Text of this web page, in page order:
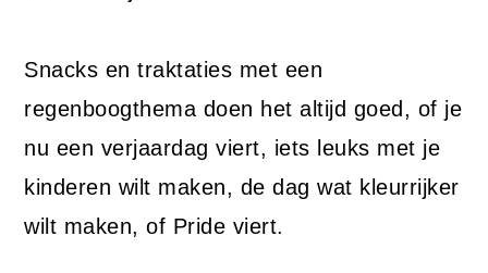
Snacks en traktaties met een
regenboogthema doen het altijd goed, of je
nu een verjaardag viert, iets leuks met je
kinderen wilt maken, de dag wat kleurrijker
wilt maken, of Pride viert.